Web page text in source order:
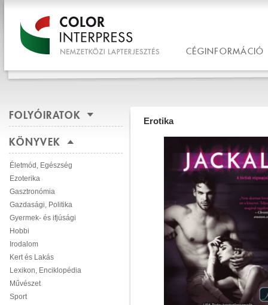
CÉGINFORMÁCIÓ
FOLYÓIRATOK
KÖNYVEK
Életmód, Egészség
Ezoterika
Gasztronómia
Gazdasági, Politika
Gyermek- és ifjúsági
Hobbi
Irodalom
Kert és Lakás
Lexikon, Enciklopédia
Művészet
Sport
Erotika